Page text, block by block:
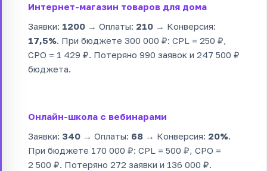
Интернет-магазин товаров для дома
Заявки: 1200 → Оплаты: 210 → Конверсия:
17,5%. При бюджете 300 000 ₽: CPL = 250 ₽,
CPO = 1 429 ₽. Потеряно 990 заявок и 247 500 ₽
бюджета.
Онлайн-школа с вебинарами
Заявки: 340 → Оплаты: 68 → Конверсия: 20%.
При бюджете 170 000 ₽: CPL = 500 ₽, CPO =
2 500 ₽. Потеряно 272 заявки и 136 000 ₽.